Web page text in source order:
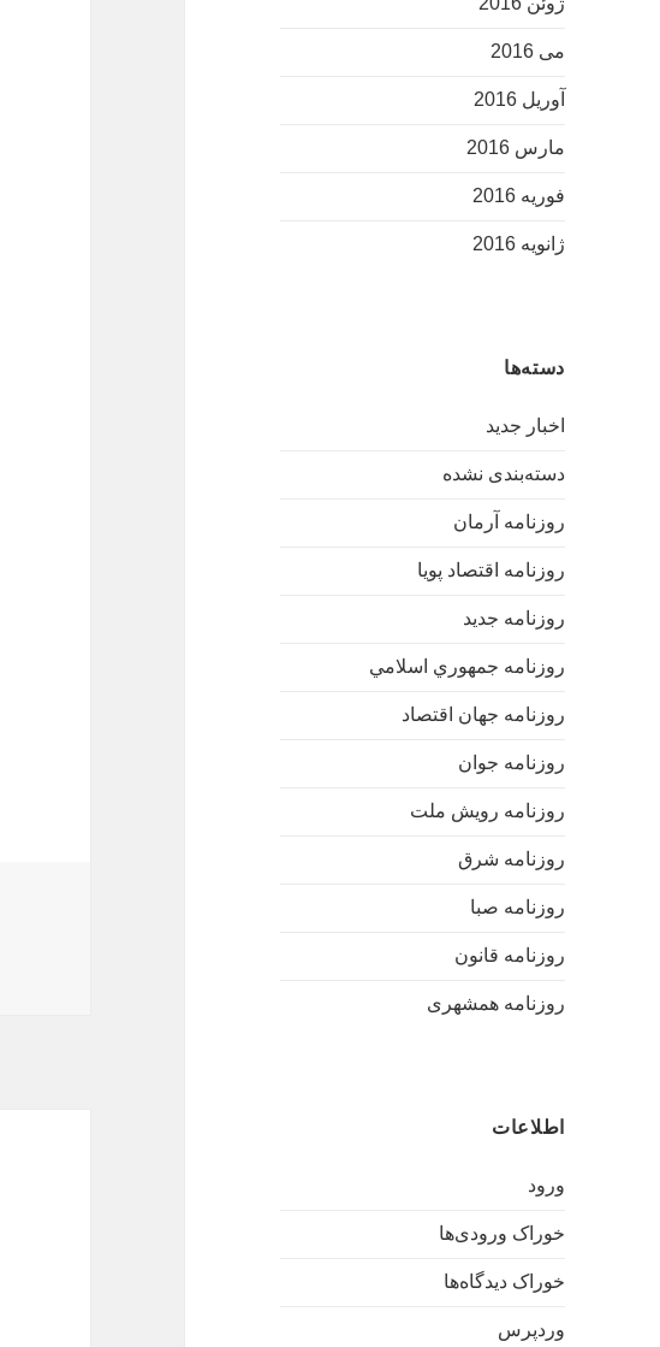
می 2016
آوریل 2016
مارس 2016
فوریه 2016
ژانویه 2016
دسته‌ها
اخبار جدید
دسته‌بندی نشده
روزنامه آرمان
روزنامه اقتصاد پویا
روزنامه جدید
روزنامه جمهوري اسلامي
روزنامه جهان اقتصاد
روزنامه جوان
روزنامه رویش ملت
روزنامه شرق
روزنامه صبا
روزنامه قانون
روزنامه همشهری
اطلاعات
ورود
خوراک ورودی‌ها
خوراک دیدگاه‌ها
وردپرس